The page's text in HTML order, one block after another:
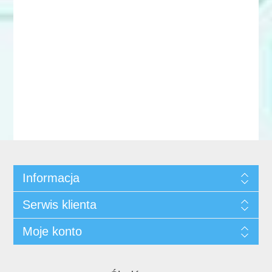
Informacja
Serwis klienta
Moje konto